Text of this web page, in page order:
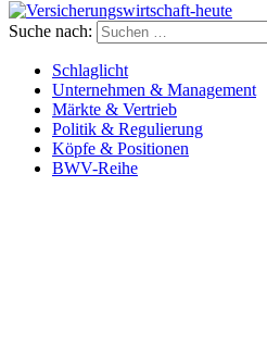
Versicherungswirtschaft-heute
Suche nach:
Schlaglicht
Unternehmen & Management
Märkte & Vertrieb
Politik & Regulierung
Köpfe & Positionen
BWV-Reihe